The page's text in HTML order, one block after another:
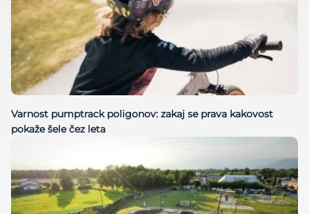
Varnost pumptrack poligonov: zakaj se prava kakovost
pokaže šele čez leta